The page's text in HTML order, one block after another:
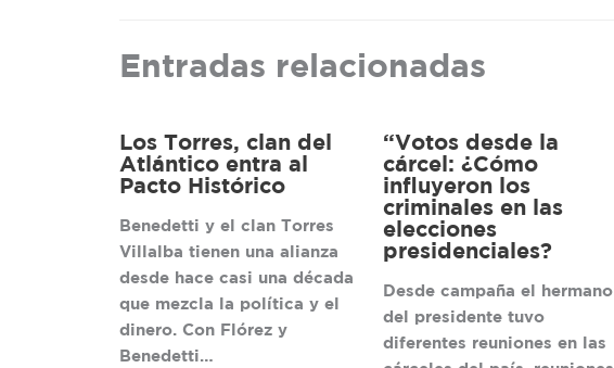
Entradas relacionadas
Los Torres, clan del
Atlántico entra al
Pacto Histórico
Benedetti y el clan Torres
Villalba tienen una alianza
desde hace casi una década
que mezcla la política y el
dinero. Con Flórez y
Benedetti…
“Votos desde la
cárcel: ¿Cómo
influyeron los
criminales en las
elecciones
presidenciales?
Desde campaña el hermano
del presidente tuvo
diferentes reuniones en las